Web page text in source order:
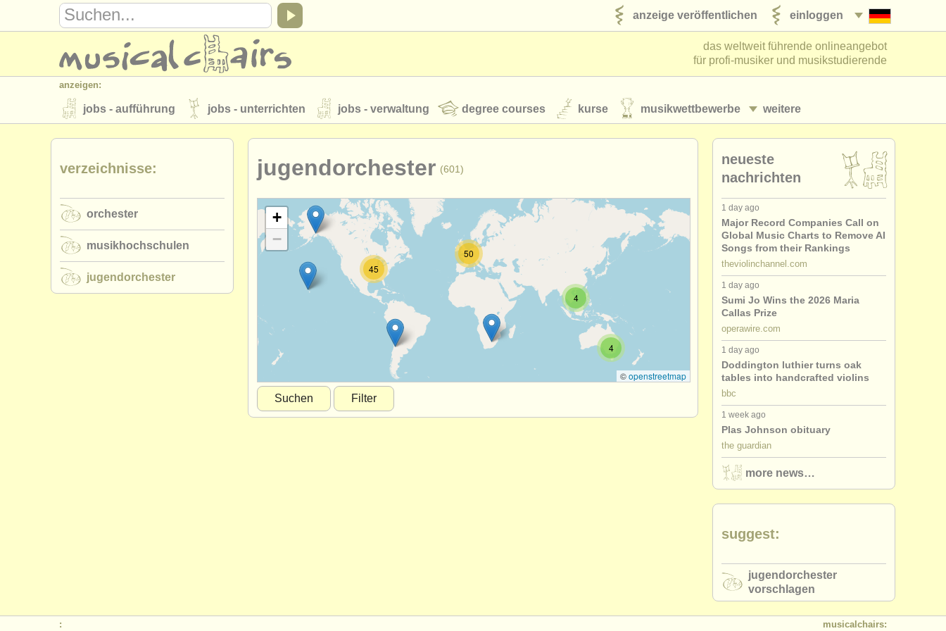
einloggen
anzeige veröffentlichen
das weltweit führende onlineangebot
für profi-musiker und musikstudierende
anzeigen:
weitere
jobs - aufführung jobs - unterrichten jobs - verwaltung degree courses kurse musikwettbewerbe
instrumentenverkauf gestohlene instrumente
verzeichnisse:
musicalchairs:
rss feeds nachrichten in der klassischen musik
verlage:
anzeige veröffentlichen find out about our ATS einloggen
jugendorchester (601)
4
4
50
45
+
−
©openstreetmap
Suchen
Filter
verzeichnisse:
orchester
musikhochschulen
jugendorchester
neueste
nachrichten
1 day ago
Major Record Companies Call on
Global Music Charts to Remove AI
Songs from their Rankings
theviolinchannel.com
1 day ago
Sumi Jo Wins the 2026 Maria
Callas Prize
operawire.com
1 day ago
Doddington luthier turns oak
tables into handcrafted violins
bbc
1 week ago
Plas Johnson obituary
the guardian
more news…
suggest:
jugendorchester
vorschlagen
musicalchairs:
: